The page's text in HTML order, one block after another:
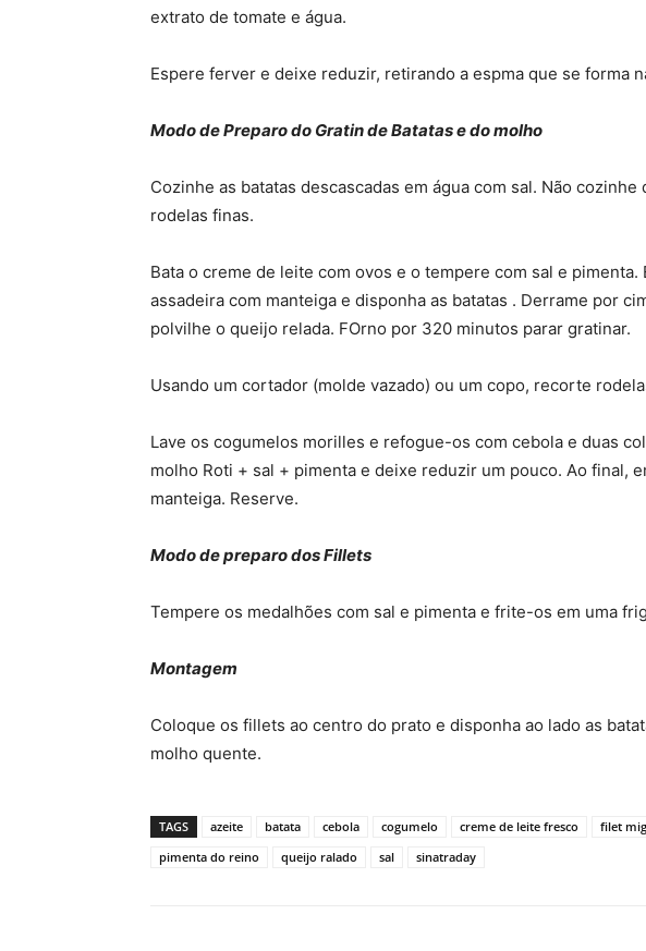
extrato de tomate e água.
Espere ferver e deixe reduzir, retirando a espma que se forma
Modo de Preparo do Gratin de Batatas e do molho
Cozinhe as batatas descascadas em água com sal. Não
rodelas finas.
Bata o creme de leite com ovos e o tempere com sal e pimenta.
assadeira com manteiga e disponha as batatas . Derrame por
polvilhe o queijo relada. FOrno por 320 minutos parar gratinar.
Usando um cortador (molde vazado) ou um copo, recorte
Lave os cogumelos morilles e refogue-os com cebola e duas
molho Roti + sal + pimenta e deixe reduzir um pouco. Ao final,
manteiga. Reserve.
Modo de preparo dos Fillets
Tempere os medalhões com sal e pimenta e frite-os em uma
Montagem
Coloque os fillets ao centro do prato e disponha ao lado as
molho quente.
TAGS azeite batata cebola cogumelo creme de leite fresco filet
pimenta do reino
queijo ralado sal sinatraday